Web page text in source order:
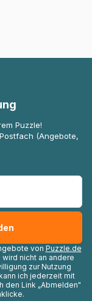
Puzzle!
(Angebote,
von Puzzle.de
nicht an andere
zur Nutzung
ich jederzeit mit
den Link „Abmelden"